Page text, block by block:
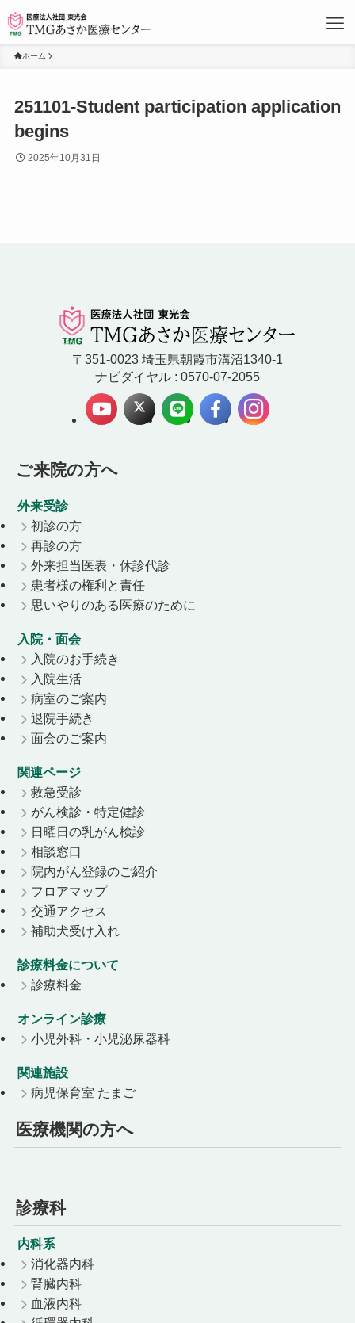
ホーム
251101-Student participation application
begins
2025年10月31日
〒351-0023 埼玉県朝霞市溝沼1340-1
ナビダイヤル : 0570-07-2055
ご来院の方へ
外来受診
初診の方
再診の方
外来担当医表・休診代診
患者様の権利と責任
思いやりのある医療のために
入院・面会
入院のお手続き
入院生活
病室のご案内
退院手続き
面会のご案内
関連ページ
救急受診
がん検診・特定健診
日曜日の乳がん検診
相談窓口
院内がん登録のご紹介
フロアマップ
交通アクセス
補助犬受け入れ
診療料金について
診療料金
オンライン診療
小児外科・小児泌尿器科
関連施設
病児保育室 たまご
医療機関の方へ
診療科
内科系
消化器内科
腎臓内科
血液内科